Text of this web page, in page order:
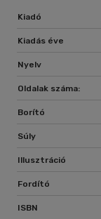
Kiadó
Kiadás éve
Nyelv
Oldalak száma:
Borító
Súly
Illusztráció
Fordító
ISBN